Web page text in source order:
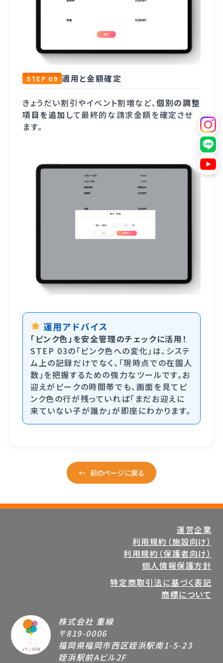
STEP 09 適用と金額確定
きょうだい割引やイベント割増など、個別の調整
項目を追加 して最終的な請求金額を確定させ
ます。
運用アドバイス
「ピンク色」を安全管理のチェックに活用！
STEP 03の「ピンク色への変化」は、システ
ム上の記録だけでなく、「現時点での在園人
数」を把握するための強力なツールです。お
迎えがピークの時間帯でも、画面を見てピ
ンク色の行が残っていれば「まだお迎えに
来ていない子が誰か」が即座にわかります。
← 前のページに戻る
運営企業
利用規約（施設向け）
利用規約（保護者向け）
個人情報保護方針
特定商取引法に基づく表記
商標について
株式会社 重線
〒819-0006
福岡県福岡市西区姪浜駅南1-5-23
姪浜駅前Aビル2F